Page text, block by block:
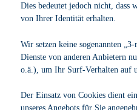
Dies bedeutet jedoch nicht, dass
von Ihrer Identität erhalten.
Wir setzen keine sogenannten
Dienste von anderen Anbietern
o.ä.), um Ihr Surf-Verhalten auf
Der Einsatz von Cookies dient
unseres Angebots für Sie